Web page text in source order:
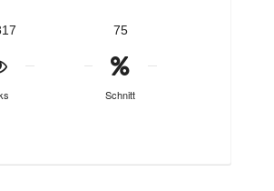
75
Schnitt